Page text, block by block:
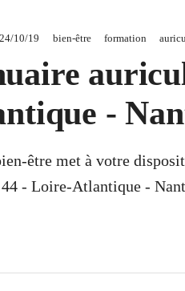
24/10/19 bien-être formation
-
être met à votre
- Loire-Atlantique -